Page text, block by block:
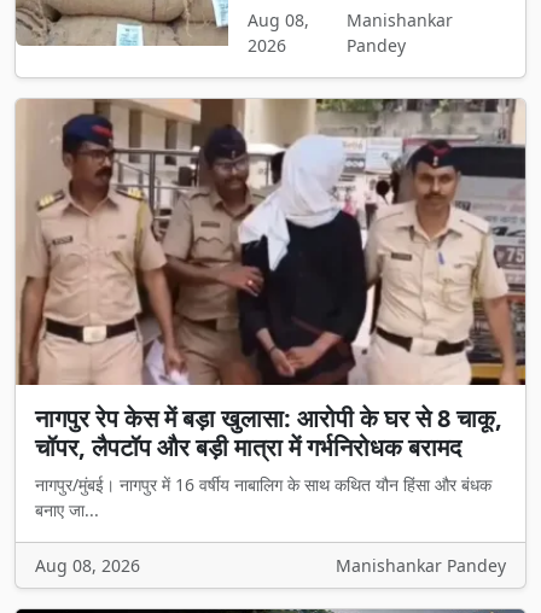
Aug 08,
2026
Manishankar
Pandey
नागपुर रेप केस में बड़ा खुलासा: आरोपी के घर से 8 चाकू,
चॉपर, लैपटॉप और बड़ी मात्रा में गर्भनिरोधक बरामद
नागपुर/मुंबई। नागपुर में 16 वर्षीय नाबालिग के साथ कथित यौन हिंसा और बंधक
बनाए जा...
Aug 08, 2026 Manishankar Pandey